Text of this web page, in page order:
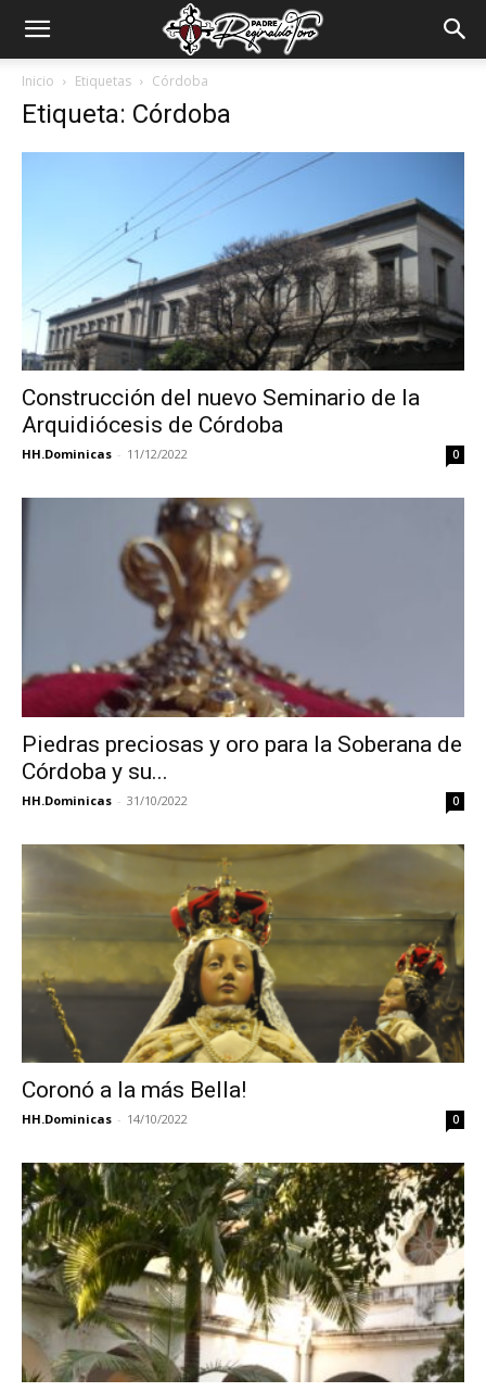
Padre
Reginaldo
Inicio Etiquetas Córdoba
Etiqueta: Córdoba
Construcción del nuevo Seminario de la
Arquidiócesis de Córdoba
HH.Dominicas - 11/12/2022 0
Piedras preciosas y oro para la Soberana de
Córdoba y su...
HH.Dominicas - 31/10/2022 0
Coronó a la más Bella!
HH.Dominicas - 14/10/2022 0